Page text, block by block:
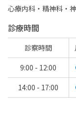
心療内科・​精神科・
診療時間
診察時間
9:00 - 12:00
14:00 - 17:00